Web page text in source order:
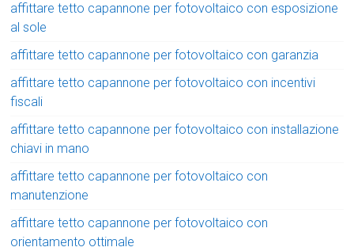
affittare tetto capannone per fotovoltaico con esposizione
al sole
affittare tetto capannone per fotovoltaico con garanzia
affittare tetto capannone per fotovoltaico con incentivi
fiscali
affittare tetto capannone per fotovoltaico con installazione
chiavi in mano
affittare tetto capannone per fotovoltaico con
manutenzione
affittare tetto capannone per fotovoltaico con
orientamento ottimale